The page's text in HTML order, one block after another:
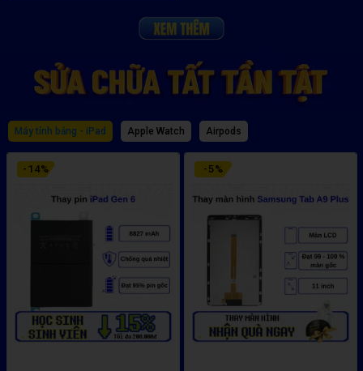
Máy tính bảng - iPad Apple Watch Airpods
- 14% - 5%